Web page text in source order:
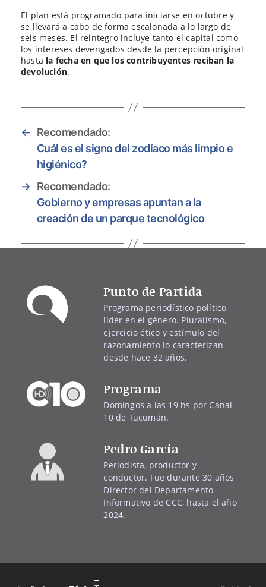
El plan está programado para iniciarse en octubre y
se llevará a cabo de forma escalonada a lo largo de
seis meses. El reintegro incluye tanto el capital como
los intereses devengados desde la percepción original
hasta la fecha en que los contribuyentes reciban la
devolución.
←
Recomendado:
Cuál es el signo del zodíaco más limpio e
higiénico?
→ Recomendado:
Gobierno y empresas apuntan a la
creación de un parque tecnológico
Punto de Partida
Programa periodístico político,
líder en el género. Pluralismo,
ejercicio ético y estímulo del
razonamiento lo caracterizan
desde hace 32 años.
Programa
Domingos a las 19 hs por Canal
10 de Tucumán.
Pedro García
Periodista, productor y
conductor. Fue durante 30 años
Director del Departamento
Informativo de CCC, hasta el año
2024.